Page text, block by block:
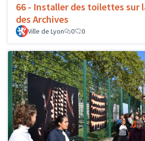
66 - Installer des toilettes sur
des Archives
Ville de Lyon 0 0